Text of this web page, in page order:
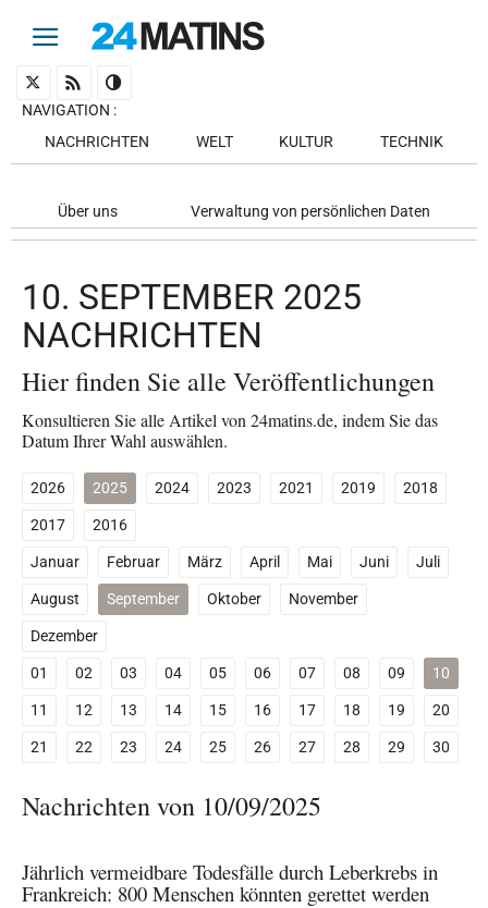
NAVIGATION :
NACHRICHTEN
WELT KULTUR TECHNIK
Über uns Verwaltung von persönlichen Daten
10. SEPTEMBER 2025
NACHRICHTEN
Hier finden Sie alle Veröffentlichungen
Konsultieren Sie alle Artikel von 24matins.de, indem Sie das
Datum Ihrer Wahl auswählen.
2026 2025 2024 2023 2021 2019
2018
2017
2016
Januar
Februar März April Mai Juni
Juli
August
September Oktober
November
Dezember
01
02 03 04 05 06 07 08 09
10
11
12 13 14 15 16 17 18 19
20
21
22 23 24 25 26 27 28 29 30
Nachrichten von 10/09/2025
Jährlich vermeidbare Todesfälle durch Leberkrebs in
Frankreich: 800 Menschen könnten gerettet werden